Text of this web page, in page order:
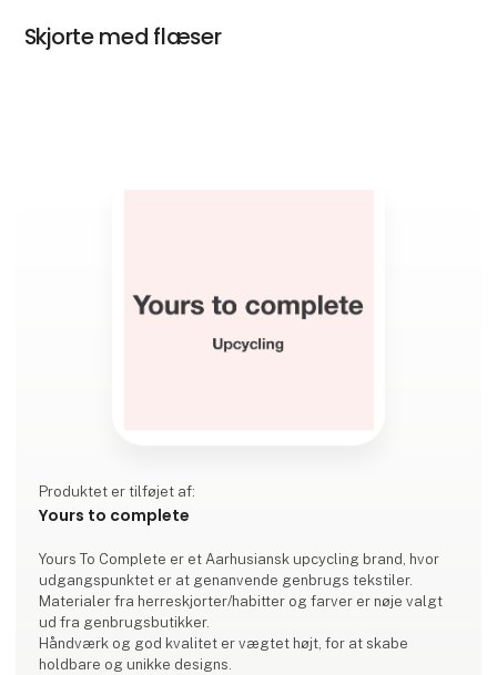
Skjorte med flæser
Produktet er tilføjet af:
Yours to complete
Yours To Complete er et Aarhusiansk upcycling brand, hvor
udgangspunktet er at genanvende genbrugs tekstiler.
Materialer fra herreskjorter/habitter og farver er nøje valgt
ud fra genbrugsbutikker.
Håndværk og god kvalitet er vægtet højt, for at skabe
holdbare og unikke designs.